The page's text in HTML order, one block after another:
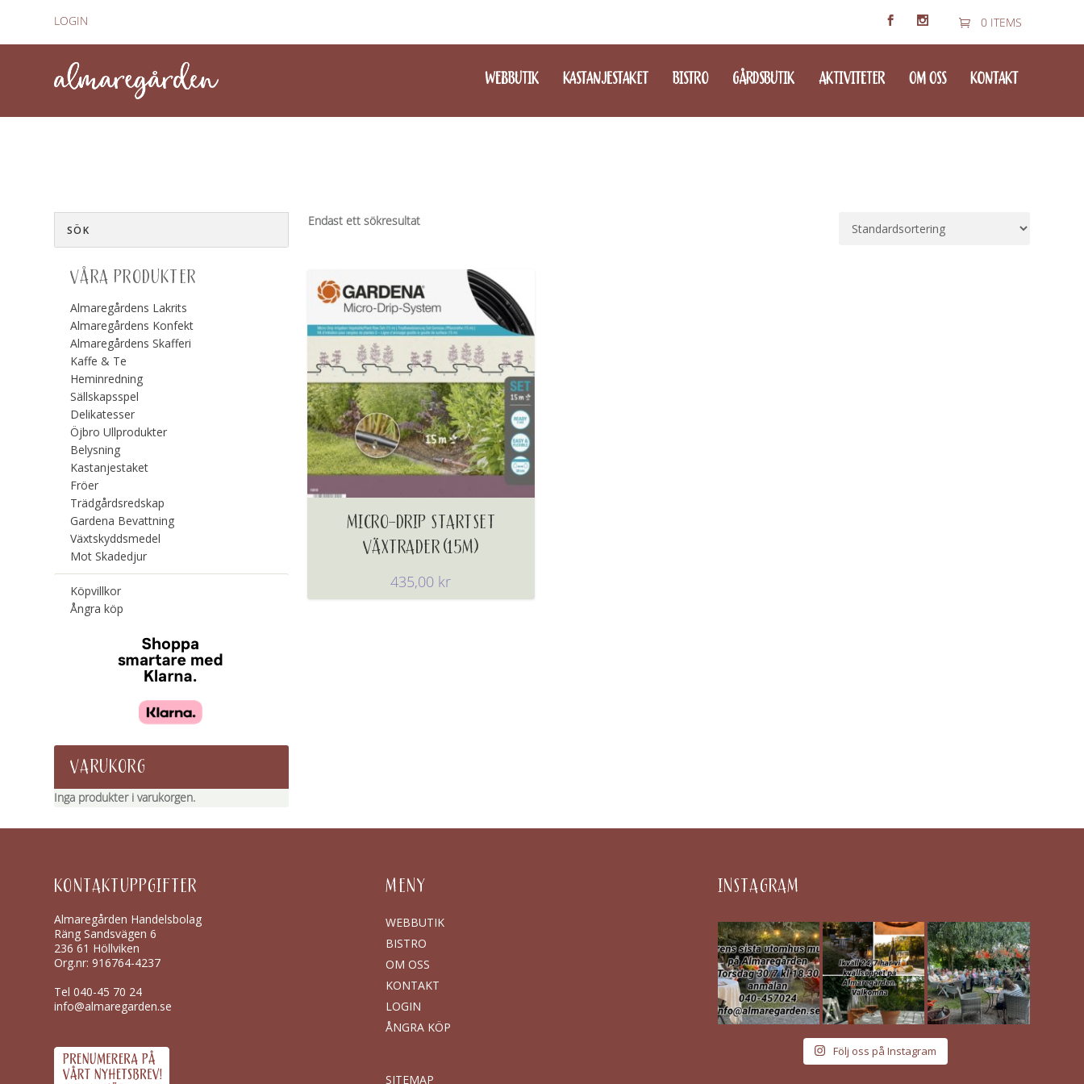
LOGIN 0 ITEMS
WEBBUTIK KASTANJESTAKET BISTRO GÅRDSBUTIK AKTIVITETER OM OSS KONTAKT
Endast ett sökresultat
MICRO-DRIP STARTSET
VÄXTRADER (15M)
435,00 kr
VÅRA PRODUKTER
Almaregårdens Lakrits
Almaregårdens Konfekt
Almaregårdens Skafferi
Kaffe & Te
Heminredning
Sällskapsspel
Delikatesser
Öjbro Ullprodukter
Belysning
Kastanjestaket
Fröer
Trädgårdsredskap
Gardena Bevattning
Växtskyddsmedel
Mot Skadedjur
Köpvillkor
Ångra köp
VARUKORG
Inga produkter i varukorgen.
KONTAKTUPPGIFTER
Almaregården Handelsbolag
Räng Sandsvägen 6
236 61 Höllviken
Org.nr: 916764-4237
Tel040-45 70 24
info@almaregarden.se
MENY
WEBBUTIK
BISTRO
OM OSS
KONTAKT
LOGIN
ÅNGRA KÖP
SITEMAP
INSTAGRAM
Följ oss på Instagram